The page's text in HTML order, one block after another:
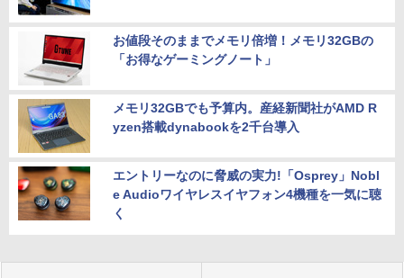
お値段そのままでメモリ倍増！メモリ32GBの
「お得なゲーミングノート」
メモリ32GBでも予算内。産経新聞社がAMD R
yzen搭載dynabookを2千台導入
エントリーなのに脅威の実力!「Osprey」Nobl
e Audioワイヤレスイヤフォン4機種を一気に聴
く